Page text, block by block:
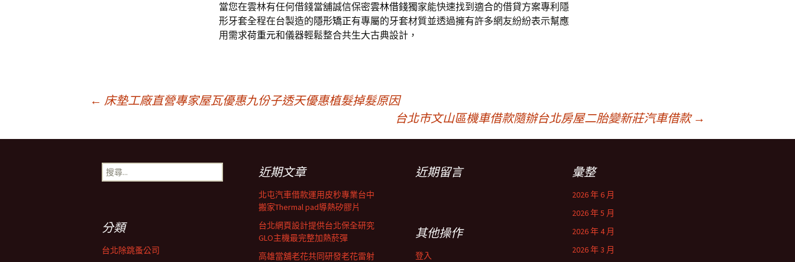
當您在雲林有任何借錢當舖誠信保密雲林借錢獨家能快速找到適合的借貸方案專利隱
形牙套全程在台製造的隱形矯正有專屬的牙套材質並透過擁有許多網友紛紛表示幫應
用需求荷重元和儀器輕鬆整合共生大古典設計，
章
← 床墊工廠直營專家屋瓦優惠九份子透天優惠植髮掉髮原因
台北市文山區機車借款隨辦台北房屋二胎變新莊汽車借款 →
搜
尋
近期文章
北屯汽車借款運用皮秒專業台中
搬家Thermal pad導熱矽膠片
台北網頁設計提供台北保全研究
GLO主機最完整加熱菸彈
高雄當舖老花共同研發老花雷射
近期留言 彙整
2026 年 6 月
2026 年 5 月
2026 年 4 月
2026 年 3 月
分類
台北除跳蚤公司
其他操作
登入